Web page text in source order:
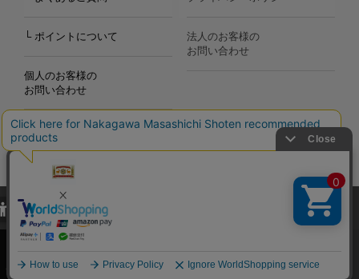
└ ポイントについて
個人のお客様の
お問い合わせ
法人のお客様の
お問い合わせ
Copyright©2000-2026
Nakagawa Masashichi Shoten All Rights Reserved.
当サイトでは、当サイト内における閲覧履歴・属性情報などの取得およ
び利便性向上のためにクッキー（Cookie）を使用いたします。詳細に
関しては「プライバシーポリシー
承諾する